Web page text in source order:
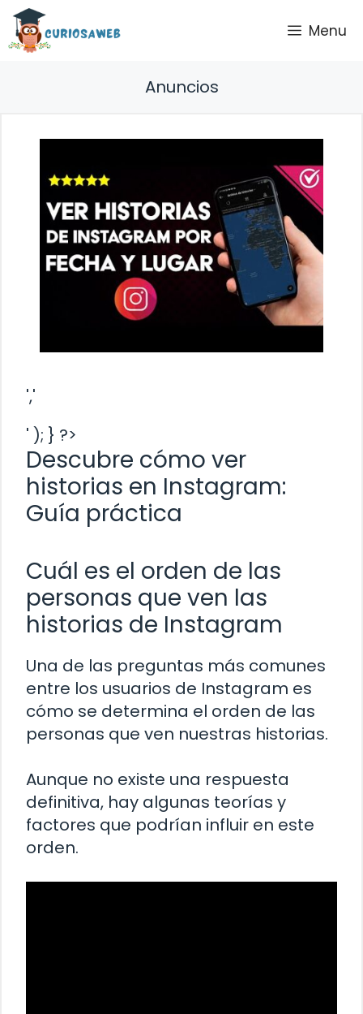
Saltar
contenido
Menu
Anuncios
','
' ); } ?>
Descubre cómo ver
historias en Instagram:
Guía práctica
Cuál es el orden de las
personas que ven las
historias de Instagram
Una de las preguntas más comunes
entre los usuarios de Instagram es
cómo se determina el orden de las
personas que ven nuestras historias.
Aunque no existe una respuesta
definitiva, hay algunas teorías y
factores que podrían influir en este
orden.